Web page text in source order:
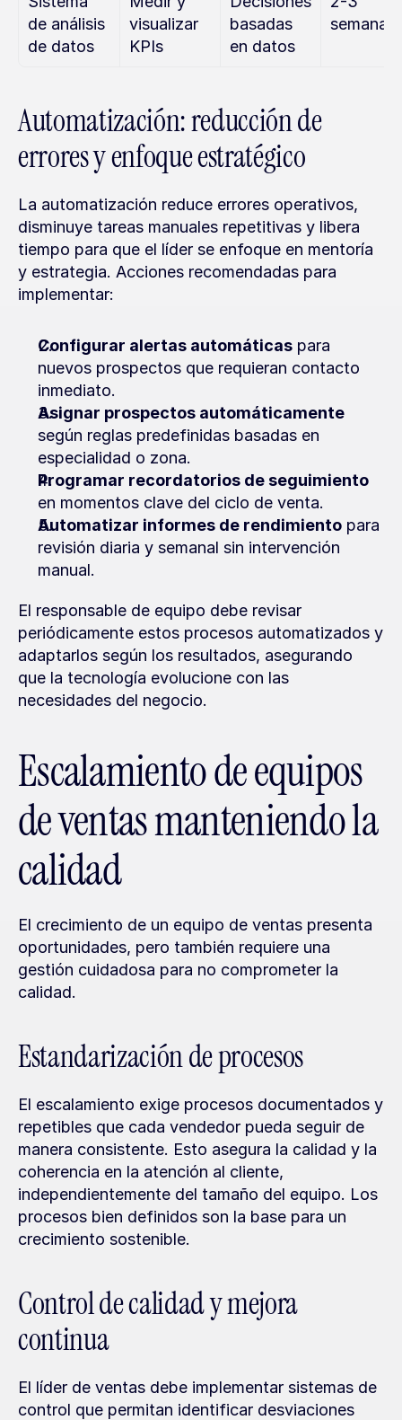
de análisis
de datos
visualizar
KPIs
basadas
en datos
semanas
Automatización: reducción de
errores y enfoque estratégico
La automatización reduce errores operativos,
disminuye tareas manuales repetitivas y libera
tiempo para que el líder se enfoque en mentoría
y estrategia. Acciones recomendadas para
implementar:
Configurar alertas automáticas para
nuevos prospectos que requieran contacto
inmediato.
Asignar prospectos automáticamente
según reglas predefinidas basadas en
especialidad o zona.
Programar recordatorios de seguimiento
en momentos clave del ciclo de venta.
Automatizar informes de rendimiento para
revisión diaria y semanal sin intervención
manual.
El responsable de equipo debe revisar
periódicamente estos procesos automatizados y
adaptarlos según los resultados, asegurando
que la tecnología evolucione con las
necesidades del negocio.
Escalamiento de equipos
de ventas manteniendo la
calidad
El crecimiento de un equipo de ventas presenta
oportunidades, pero también requiere una
gestión cuidadosa para no comprometer la
calidad.
Estandarización de procesos
El escalamiento exige procesos documentados y
repetibles que cada vendedor pueda seguir de
manera consistente. Esto asegura la calidad y la
coherencia en la atención al cliente,
independientemente del tamaño del equipo. Los
procesos bien definidos son la base para un
crecimiento sostenible.
Control de calidad y mejora
continua
El líder de ventas debe implementar sistemas de
control que permitan identificar desviaciones